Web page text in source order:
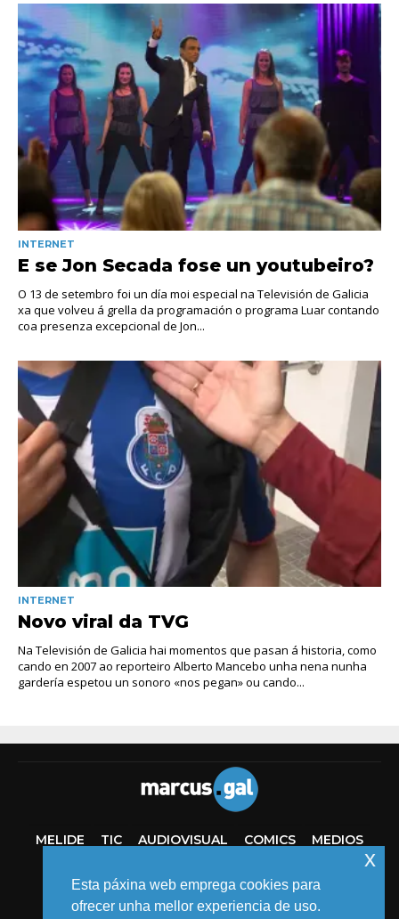
INTERNET
E se Jon Secada fose un youtubeiro?
O 13 de setembro foi un día moi especial na Televisión de Galicia
xa que volveu á grella da programación o programa Luar contando
coa presenza excepcional de Jon...
INTERNET
Novo viral da TVG
Na Televisión de Galicia hai momentos que pasan á historia, como
cando en 2007 ao reporteiro Alberto Mancebo unha nena nunha
gardería espetou un sonoro «nos pegan» ou cando...
MELIDE TIC AUDIOVISUAL COMICS
MEDIOS
Esta páxina web emprega cookies para
ofrecer unha mellor experiencia de uso.
x